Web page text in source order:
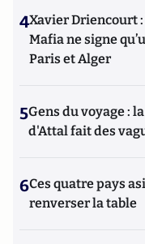
4Xavier Driencourt
Mafia ne signe
Paris et Alger
5Gens du voyage :
d'Attal fait des
6Ces quatre pays
renverser la table